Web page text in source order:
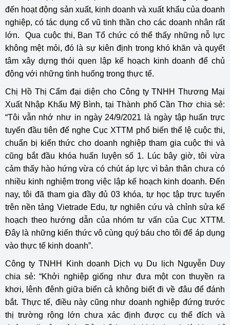
đến hoạt động sản xuất, kinh doanh và xuất khẩu của doanh
nghiệp, có tác dụng cổ vũ tinh thần cho các doanh nhân rất
lớn. Qua cuộc thi, Ban Tổ chức có thể thấy những nỗ lực
không mệt mỏi, đó là sự kiên định trong khó khăn và quyết
tâm xây dựng thói quen lập kế hoạch kinh doanh để chủ
động với những tình huống trong thực tế.
Chị Hồ Thị Cẩm đại diện cho Công ty TNHH Thương Mại
Xuất Nhập Khẩu Mỹ Bình, tại Thành phố Cần Thơ chia sẻ:
“Tôi vẫn nhớ như in ngày 24/9/2021 là ngày tập huấn trực
tuyến đầu tiên để nghe Cục XTTM phổ biến thể lệ cuộc thi,
chuẩn bị kiến thức cho doanh nghiệp tham gia cuộc thi và
cũng bắt đầu khóa huấn luyện số 1. Lúc bây giờ, tôi vừa
cảm thấy hào hứng vừa có chút áp lực vì bản thân chưa có
nhiều kinh nghiệm trong việc lập kế hoạch kinh doanh. Đến
nay, tôi đã tham gia đầy đủ 03 khóa, tự học tập trực tuyến
trên nền tảng Vietrade Edu, tự nghiên cứu và chỉnh sửa kế
hoạch theo hướng dẫn của nhóm tư vấn của Cục XTTM.
Đây là những kiến thức vô cùng quý báu cho tôi để áp dụng
vào thực tế kinh doanh”.
Công ty TNHH Kinh doanh Dịch vụ Du lịch Nguyễn Duy
chia sẻ: “Khởi nghiệp giống như đưa một con thuyền ra
khơi, lênh đênh giữa biển cả không biết đi về đâu để đánh
bắt. Thực tế, điều này cũng như doanh nghiệp đứng trước
thị trường rộng lớn chưa xác định được cụ thể đích và